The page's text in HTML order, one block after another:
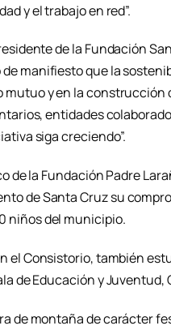
y el trabajo en red”.
de la Fundación
manifiesto que la
mutuo y en la construcción
entidades
siga creciendo”.
de la Fundación Padre
de Santa Cruz su
niños del municipio.
el Consistorio, también
de Educación y Juventud,
de montaña de carácter